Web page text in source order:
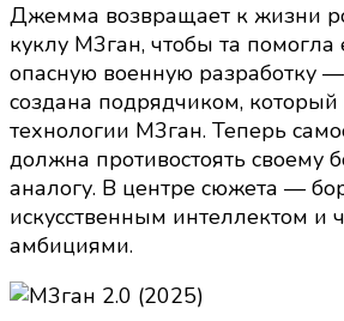
2.0
(2025):
постер,
описание
Джемма возвращает к жизни
куклу М3ган, чтобы та помогла
опасную военную разработку
создана подрядчиком, который
технологии М3ган. Теперь
должна противостоять своему
аналогу. В центре сюжета —
искусственным интеллектом и
амбициями.